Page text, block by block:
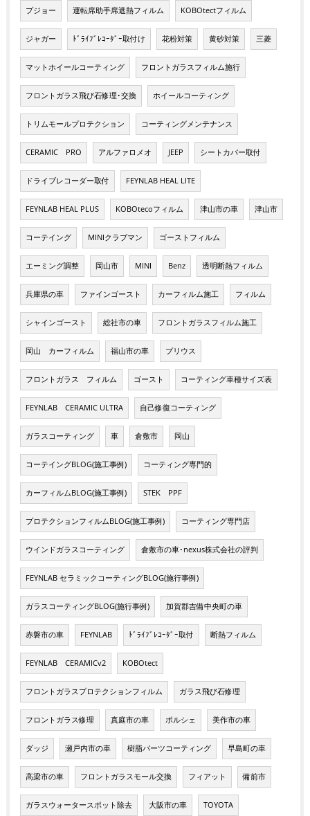
プジョー 運転席助手席遮熱フィルム KOBOtectフィルム
ジャガー ﾄﾞﾗｲﾌﾞﾚｺｰﾀﾞｰ取付け 花粉対策 黄砂対策 三菱
マットホイールコーティング フロントガラスフィルム施行
フロントガラス飛び石修理･交換 ホイールコーティング
トリムモールプロテクション コーティングメンテナンス
CERAMIC PRO アルファロメオ JEEP シートカバー取付
ドライブレコーダー取付 FEYNLAB HEAL LITE
FEYNLAB HEAL PLUS KOBOtecoフィルム 津山市の車 津山市
コーテイング MINIクラブマン ゴーストフィルム
エーミング調整 岡山市 MINI Benz 透明断熱フィルム
兵庫県の車 ファインゴースト カーフィルム施工 フィルム
シャインゴースト 総社市の車 フロントガラスフィルム施工
岡山 カーフィルム 福山市の車 プリウス
フロントガラス フィルム ゴースト コーティング車種サイズ表
FEYNLAB CERAMIC ULTRA 自己修復コーティング
ガラスコーティング 車 倉敷市 岡山
コーテイングBLOG(施工事例) コーティング専門的
カーフィルムBLOG(施工事例) STEK PPF
プロテクションフィルムBLOG(施工事例) コーティング専門店
ウインドガラスコーティング 倉敷市の車･nexus株式会社の評判
FEYNLAB セラミックコーティングBLOG(施行事例)
ガラスコーティングBLOG(施行事例) 加賀郡吉備中央町の車
赤磐市の車 FEYNLAB ﾄﾞﾗｲﾌﾞﾚｺｰﾀﾞｰ取付 断熱フィルム
FEYNLAB CERAMICv2 KOBOtect
フロントガラスプロテクションフィルム ガラス飛び石修理
フロントガラス修理 真庭市の車 ポルシェ 美作市の車
ダッジ 瀬戸内市の車 樹脂パーツコーティング 早島町の車
高梁市の車 フロントガラスモール交換 フィアット 備前市
ガラスウォータースポット除去 大阪市の車 TOYOTA